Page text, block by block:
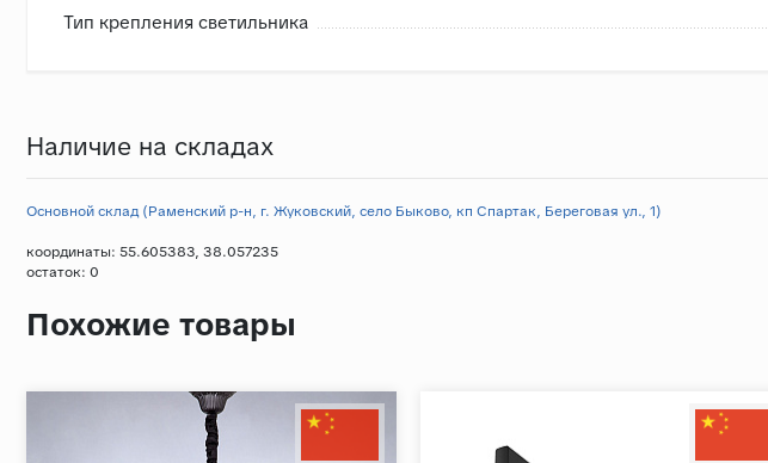
Тип крепления светильника
Наличие на складах
Основной склад (Раменский р-н, г. Жуковский, село Быково, кп Спартак, Береговая ул., 1)
координаты: 55.605383, 38.057235
остаток: 0
Похожие товары